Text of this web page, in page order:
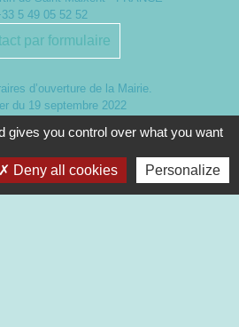
5 49 05 52 52
par formulaire
d’ouverture de la Mairie.
du 19 septembre 2022
de 13h à 17h
de 13h à 18h
à 12h et de 13h à 16h30
gives you control over what you want
Deny all cookies Personalize